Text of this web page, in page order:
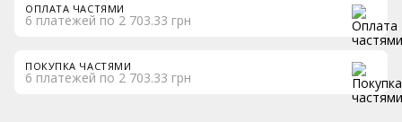
ОПЛАТА ЧАСТЯМИ
6 платежей по 2 703.33 грн
ПОКУПКА ЧАСТЯМИ
6 платежей по 2 703.33 грн